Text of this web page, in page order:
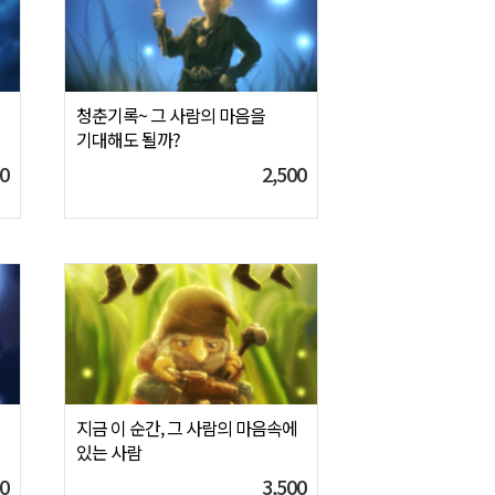
청춘기록~ 그 사람의 마음을
기대해도 될까?
2,500
지금 이 순간, 그 사람의 마음속에
있는 사람
3,500